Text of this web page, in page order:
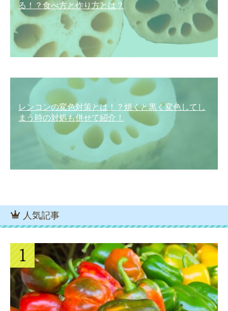
る！？食べ方と作り方とは？
レンコンの変色対策とは！？焼くと黒く変色してし
まう時の対処も併せて紹介！
人気記事